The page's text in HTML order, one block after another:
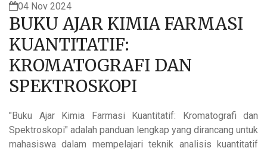
04 Nov 2024
BUKU AJAR KIMIA FARMASI
KUANTITATIF:
KROMATOGRAFI DAN
SPEKTROSKOPI
"Buku Ajar Kimia Farmasi Kuantitatif: Kromatografi dan
Spektroskopi" adalah panduan lengkap yang dirancang untuk
mahasiswa dalam mempelajari teknik analisis kuantitatif